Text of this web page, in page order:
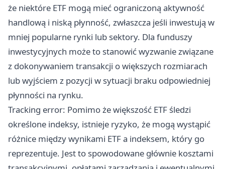
że niektóre ETF mogą mieć ograniczoną aktywność
handlową i niską płynność, zwłaszcza jeśli inwestują w
mniej popularne rynki lub sektory. Dla funduszy
inwestycyjnych może to stanowić wyzwanie związane
z dokonywaniem transakcji o większych rozmiarach
lub wyjściem z pozycji w sytuacji braku odpowiedniej
płynności na rynku.
Tracking error: Pomimo że większość ETF śledzi
określone indeksy, istnieje ryzyko, że mogą wystąpić
różnice między wynikami ETF a indeksem, który go
reprezentuje. Jest to spowodowane głównie kosztami